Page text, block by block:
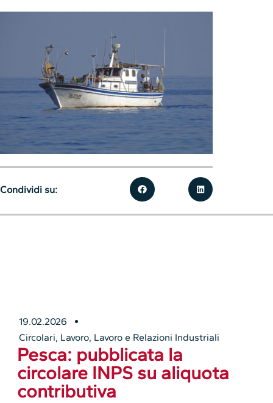
19.02.2026
Circolari, Lavoro, Lavoro e Relazioni Industriali
Pesca: pubblicata la
circolare INPS su aliquota
contributiva
Condividi su: